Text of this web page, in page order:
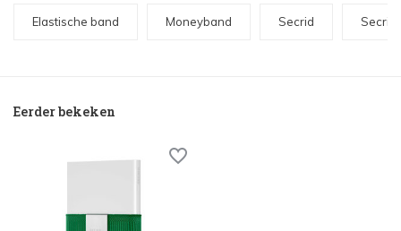
Elastische band Moneyband Secrid Secrid
Eerder bekeken